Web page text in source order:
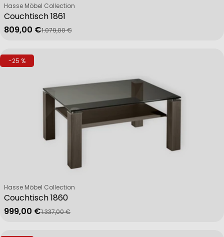
Couchtisch 1861
Verkäufer:
Hasse Möbel Collection
Verkaufspreis
809,00 €
Regulärer Preis
1.079,00 €
-25 %
Couchtisch 1860
Verkäufer:
Hasse Möbel Collection
Verkaufspreis
999,00 €
Regulärer Preis
1.337,00 €